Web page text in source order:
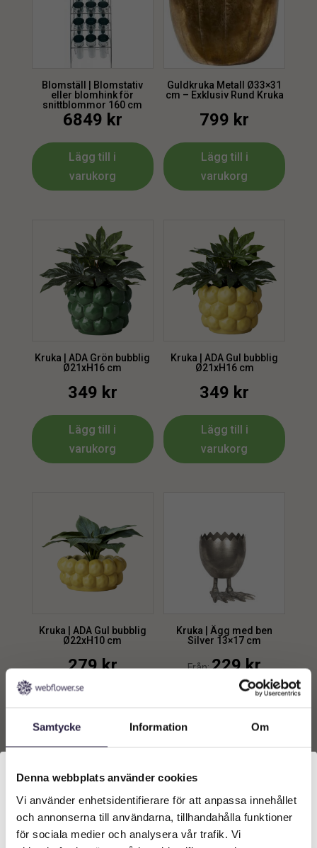
Samtycke Information Om
Denna webbplats använder cookies
Vi använder enhetsidentifierare för att anpassa innehållet
och annonserna till användarna, tillhandahålla funktioner
för sociala medier och analysera vår trafik. Vi
Blomställ | Blomstativ
eller blomhink för
snittblommor 160 cm
6849 kr
Lägg till i
varukorg
Guldkruka Metall Ø33×31
cm – Exklusiv Rund Kruka
799 kr
Lägg till i
varukorg
Kruka | ADA Grön bubblig
Ø21xH16 cm
349 kr
Lägg till i
varukorg
Kruka | ADA Gul bubblig
Ø21xH16 cm
349 kr
Lägg till i
varukorg
Kruka | ADA Gul bubblig
Ø22xH10 cm
279kr
varukorg
Kruka | Ägg med ben
Silver 13×17 cm
Från:229kr
Välkommen till Webflower
Vilken typ av kund är du? Du kan alltid justera ditt val
längst upp på sidan.